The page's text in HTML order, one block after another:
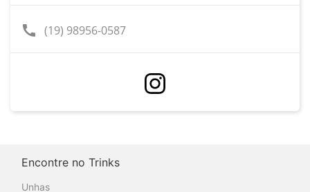
call (19) 98956-0587
Encontre no Trinks
Unhas